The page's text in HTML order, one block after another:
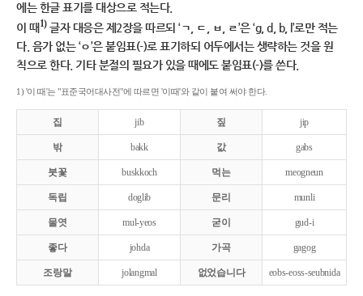
에는 한글 표기를 대상으로 적는다.
이 때1)글자 대응은 제2장을 따르되 ‘ㄱ, ㄷ, ㅂ, ㄹ’은 ‘g, d, b, l’로만 적는
다. 음가 없는 ‘ㅇ’은 붙임표(-)로 표기하되 어두에서는 생략하는 것을 원
칙으로 한다. 기타 분절의 필요가 있을 때에도 붙임표(-)를 쓴다.
1) '이 때'는 "표준국어대사전"에 따르면 '이때'와 같이 붙여 써야 한다.
집 jib 짚 jip
밖 bakk 값 gabs
붓꽃 buskkoch 먹는 meogneun
독립 doglib 문리 munli
물엿 mul-yeos 굳이 gud-i
좋다 johda 가곡 gagog
조랑말 jolangmal 없었습니다 eobs-eoss-seubnida